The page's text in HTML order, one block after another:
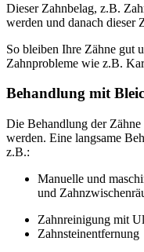
Dieser Zahnbelag, z.B.
werden und danach dieser
So bleiben Ihre Zähne gut
Zahnprobleme wie z.B.
Behandlung mit
Die Behandlung der Zähne
werden. Eine langsame
z.B.:
Manuelle und
und
Zahnreinigung mit
Zahnsteinentfernung